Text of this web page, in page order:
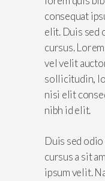
consequat
elit. Duis sed
cursus.
vel velit
sollicitudin,
nisi elit
nibh id elit.
Duis sed
cursus a sit
ipsum velit.